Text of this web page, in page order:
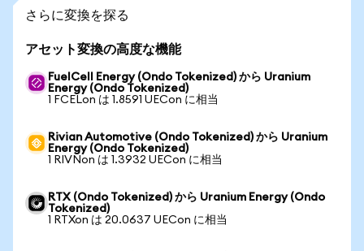
さらに変換を探る
アセット変換の高度な機能
FuelCell Energy (Ondo Tokenized) から Uranium
Energy (Ondo Tokenized)
1 FCELon は 1.8591 UECon に相当
Rivian Automotive (Ondo Tokenized) から Uranium
Energy (Ondo Tokenized)
1 RIVNon は 1.3932 UECon に相当
RTX (Ondo Tokenized) から Uranium Energy (Ondo
Tokenized)
1 RTXon は 20.0637 UECon に相当